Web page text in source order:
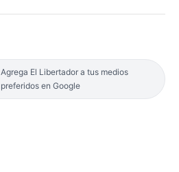
Agrega El Libertador a tus medios
preferidos en Google